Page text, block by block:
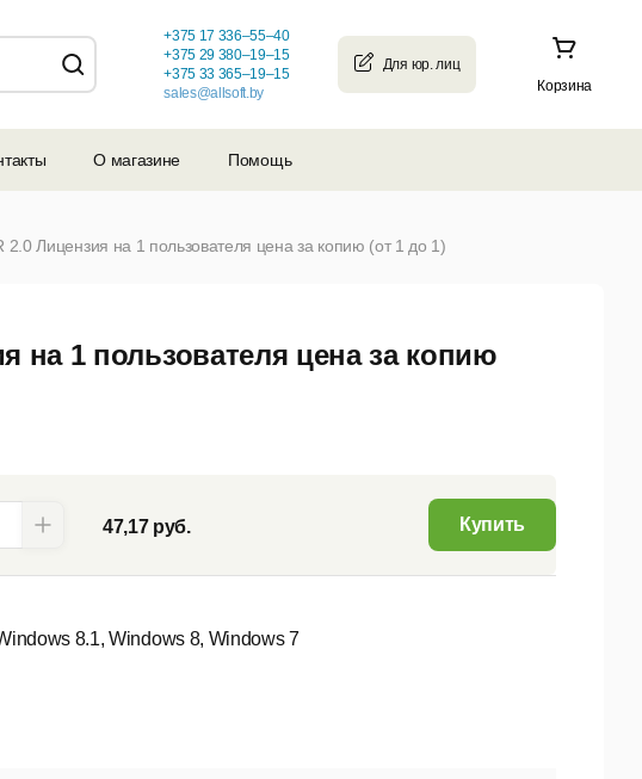
Корзина
+375 17 336–55–40
+375 29 380–19–15
+375 33 365–19–15
sales@allsoft.by
О магазине Помощь
2.0 Лицензия на 1 пользователя цена за копию (от 1 до 1)
на 1 пользователя цена за копию
47,17 руб. Купить
8.1, Windows 8, Windows 7